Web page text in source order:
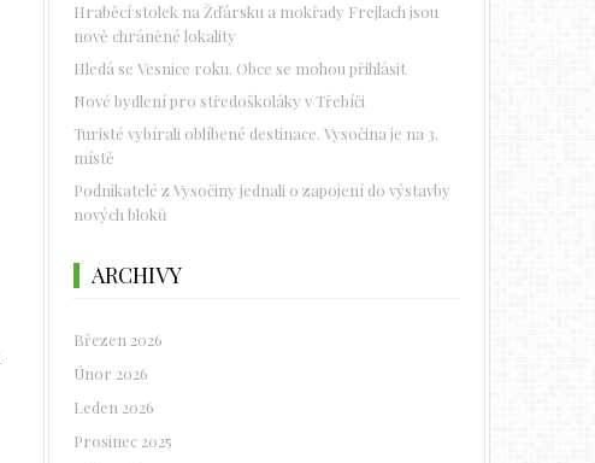
Hraběcí stolek na Žďársku a mokřady Frejlach jsou
nově chráněné lokality
Hledá se Vesnice roku. Obce se mohou přihlásit
Nové bydlení pro středoškoláky v Třebíči
Turisté vybírali oblíbené destinace. Vysočina je na 3.
místě
Podnikatelé z Vysočiny jednali o zapojení do výstavby
nových bloků
ARCHIVY
Březen 2026
Únor 2026
Leden 2026
Prosinec 2025